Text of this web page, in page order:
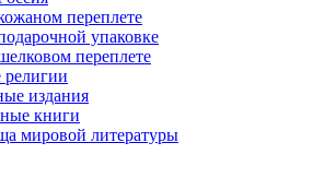
переплете
упаковке
переплете
издания
книги
мировой литературы